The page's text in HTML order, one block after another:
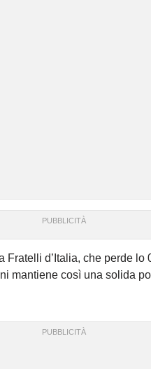
Fratelli d’Italia, che perde lo
mantiene così una solida